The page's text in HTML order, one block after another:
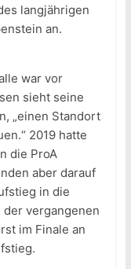
langjährigen
an.
war vor
sieht seine
„einen Standort
2019 hatte
die ProA
aber darauf
in die
vergangenen
im Finale an